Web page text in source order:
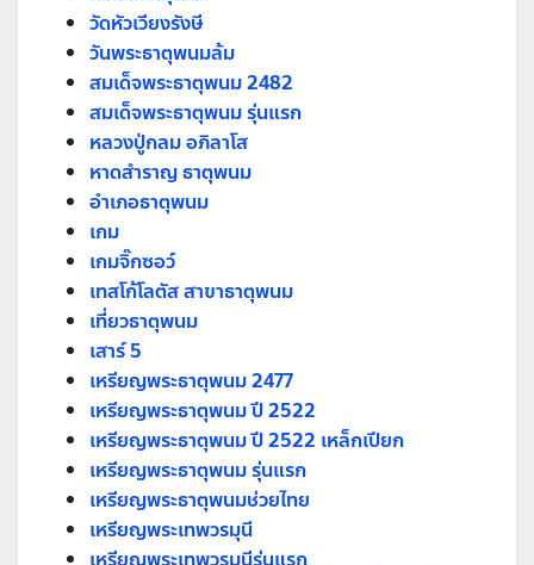
วัดหัวเวียงรังษี
วันพระธาตุพนมล้ม
สมเด็จพระธาตุพนม 2482
สมเด็จพระธาตุพนม รุ่นแรก
หลวงปู่กลม อภิลาโส
หาดสำราญ ธาตุพนม
อำเภอธาตุพนม
เกม
เกมจิ๊กซอว์
เทสโก้โลตัส สาขาธาตุพนม
เที่ยวธาตุพนม
เสาร์ 5
เหรียญพระธาตุพนม 2477
เหรียญพระธาตุพนม ปี 2522
เหรียญพระธาตุพนม ปี 2522 เหล็กเปียก
เหรียญพระธาตุพนม รุ่นแรก
เหรียญพระธาตุพนมช่วยไทย
เหรียญพระเทพวรมุนี